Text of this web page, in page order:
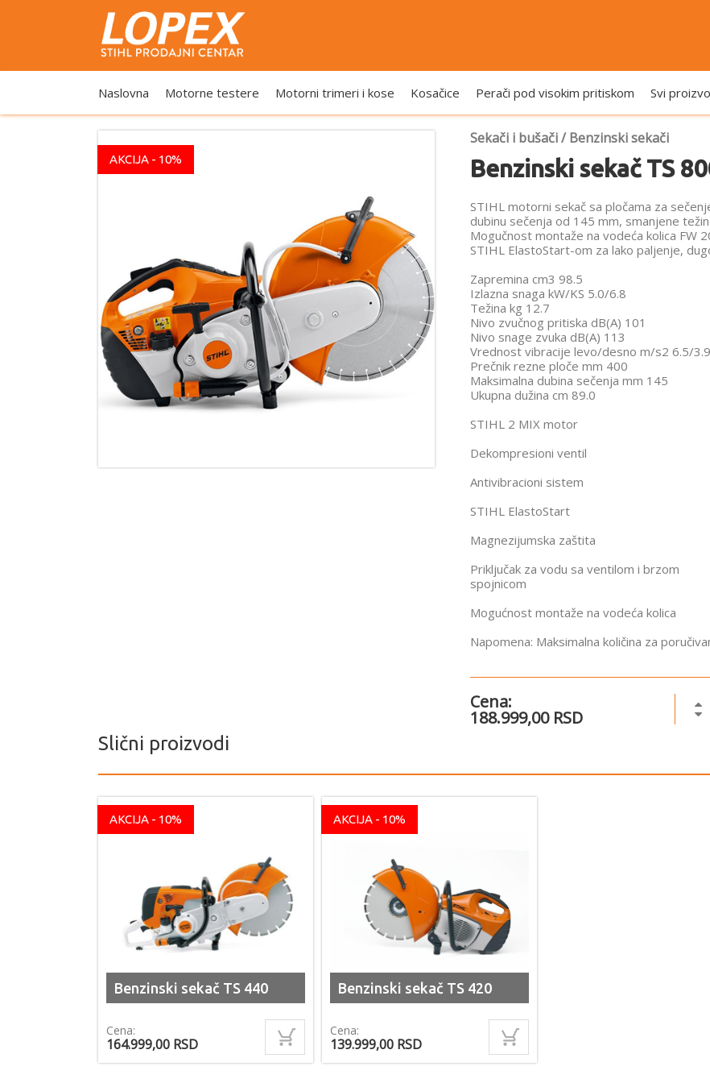
Naslovna Motorne testere Motorni trimeri i kose Kosačice Perači pod visokim pritiskom Svi
AKCIJA - 10%
Sekači i bušači/Benzinski sekači
Benzinski sekač TS
STIHL motorni sekač sa pločama za
dubinu sečenja od 145 mm, smanjene
Mogučnost montaže na vodeća kolica FW
STIHL ElastoStart-om za lako paljenje,
Zapremina cm3 98.5
Izlazna snaga kW/KS 5.0/6.8
Težina kg 12.7
Nivo zvučnog pritiska dB(A) 101
Nivo snage zvuka dB(A) 113
Vrednost vibracije levo/desno m/s2 6.5/3.9
Prečnik rezne ploče mm 400
Maksimalna dubina sečenja mm 145
Ukupna dužina cm 89.0
STIHL 2 MIX motor
Dekompresioni ventil
Antivibracioni sistem
STIHL ElastoStart
Magnezijumska zaštita
Priključak za vodu sa ventilom i brzom
spojnicom
Mogućnost montaže na vodeća kolica
Napomena: Maksimalna količina za
Cena:
188.999,00 RSD
Slični proizvodi
AKCIJA - 10%
Benzinski sekač TS 440
Cena:
164.999,00 RSD
AKCIJA - 10%
Benzinski sekač TS 420
Cena:
139.999,00 RSD